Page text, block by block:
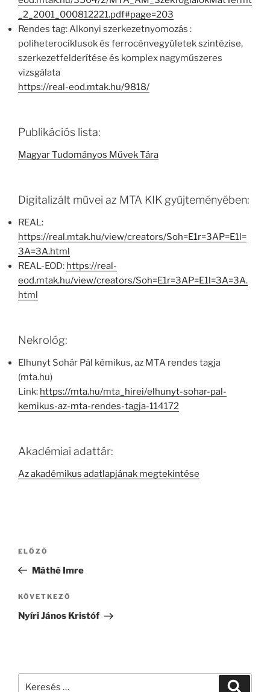
_2_2001_000812221.pdf#page=203
Rendes tag: Alkonyi szerkezetnyomozás :
poliheterociklusok és ferrocénvegyületek szintézise,
szerkezetfelderítése és komplex nagyműszeres
vizsgálata
https://real-eod.mtak.hu/9818/
Publikációs lista:
Magyar Tudományos Művek Tára
Digitalizált művei az MTA KIK gyűjteményében:
REAL:
https://real.mtak.hu/view/creators/Soh=E1r=3AP=E1l=
3A=3A.html
REAL-EOD: https://real-
eod.mtak.hu/view/creators/Soh=E1r=3AP=E1l=3A=3A.
html
Nekrológ:
Elhunyt Sohár Pál kémikus, az MTA rendes tagja
(mta.hu)
Link: https://mta.hu/mta_hirei/elhunyt-sohar-pal-
kemikus-az-mta-rendes-tagja-114172
Akadémiai adattár:
Az akadémikus adatlapjának megtekintése
Bejegyzés
Korábbi
bejegyzés
ELŐZŐ
Máthé Imre
Következő
bejegyzés
KÖVETKEZŐ
Nyíri János Kristóf